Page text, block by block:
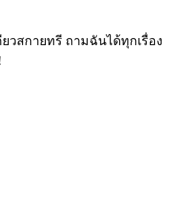
วสกายทรี ถามฉันได้ทุกเรื่อง